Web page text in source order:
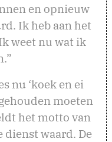
en opnieuw
Ik heb aan het
weet nu wat ik
nu ‘koek en ei
moeten
het motto van
dienst waard. De